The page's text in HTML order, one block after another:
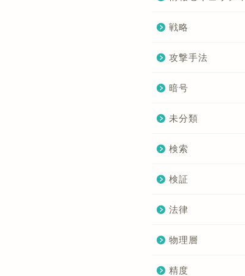
戦略
攻撃手法
暗号
未分類
検索
検証
法律
物理層
精度